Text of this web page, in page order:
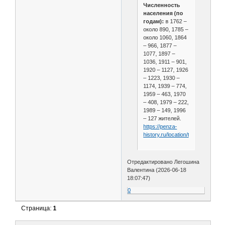
Численность
населения (по
годам): в 1762 –
около 890, 1785 –
около 1060, 1864
– 966, 1877 –
1077, 1897 –
1036, 1911 – 901,
1920 – 1127, 1926
– 1223, 1930 –
1174, 1939 – 774,
1959 – 463, 1970
– 408, 1979 – 222,
1989 – 149, 1996
– 127 жителей.
https://penza-
history.ru/location/titovo/
Отредактировано Легошина
Валентина (2026-06-18
18:07:47)
0
Страница:1